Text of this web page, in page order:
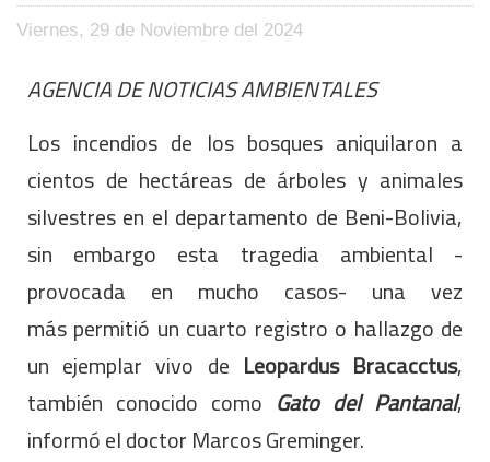
Viernes, 29 de Noviembre del 2024
AGENCIA DE NOTICIAS AMBIENTALES
Los incendios de los bosques aniquilaron a
cientos de hectáreas de árboles y animales
silvestres en el departamento de Beni-Bolivia,
sin embargo esta tragedia ambiental -
provocada en mucho casos- una vez
máspermitió un cuarto registro o hallazgo de
un ejemplar vivo de Leopardus Bracacctus,
también conocido como Gato del Pantanal,
informó el doctor Marcos Greminger.